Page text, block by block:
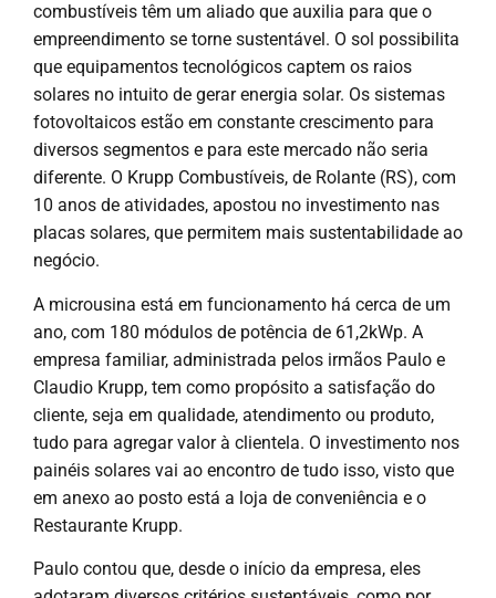
combustíveis têm um aliado que auxilia para que o
empreendimento se torne sustentável. O sol possibilita
que equipamentos tecnológicos captem os raios
solares no intuito de gerar energia solar. Os sistemas
fotovoltaicos estão em constante crescimento para
diversos segmentos e para este mercado não seria
diferente. O Krupp Combustíveis, de Rolante (RS), com
10 anos de atividades, apostou no investimento nas
placas solares, que permitem mais sustentabilidade ao
negócio.
A microusina está em funcionamento há cerca de um
ano, com 180 módulos de potência de 61,2kWp. A
empresa familiar, administrada pelos irmãos Paulo e
Claudio Krupp, tem como propósito a satisfação do
cliente, seja em qualidade, atendimento ou produto,
tudo para agregar valor à clientela. O investimento nos
painéis solares vai ao encontro de tudo isso, visto que
em anexo ao posto está a loja de conveniência e o
Restaurante Krupp.
Paulo contou que, desde o início da empresa, eles